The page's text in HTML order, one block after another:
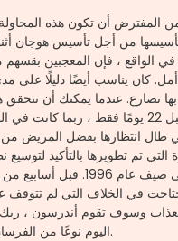
المفترض أن تكون هذه
من أجل تأسيس هوجان
في الواقع ، فإن المعجبين
أمل. كان يناسب أيضًا دليلًا على
تصارع. عندما يمكنك أن
ستاركادي 1997 قبل 22 يومًا فقط ، ربما
طال انتظارها بفضل المريض
التي تم تطويرها بالتأكيد لتوسيع
بداية أحدث نصيحة في صيف عام
في الخلاف التي لم تتوقف
وسوف تقوم أندرسون ،
اليوم نوعًا من الفرسان الأربعة الجدد.